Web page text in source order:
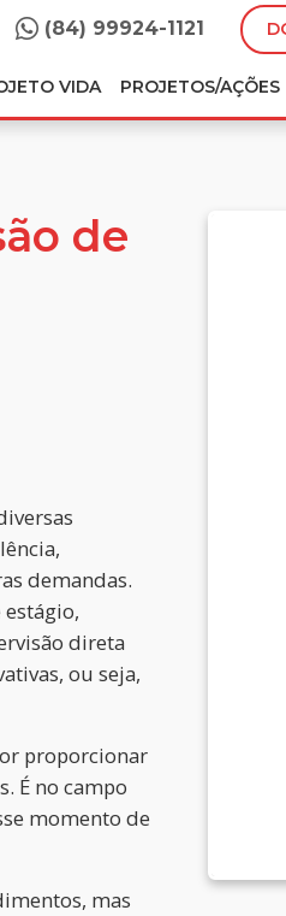
(84) 99924-1121
VIDA PROJETOS/AÇÕES
de
demandas.
direta
ou seja,
proporcionar
É no campo
momento de
mas